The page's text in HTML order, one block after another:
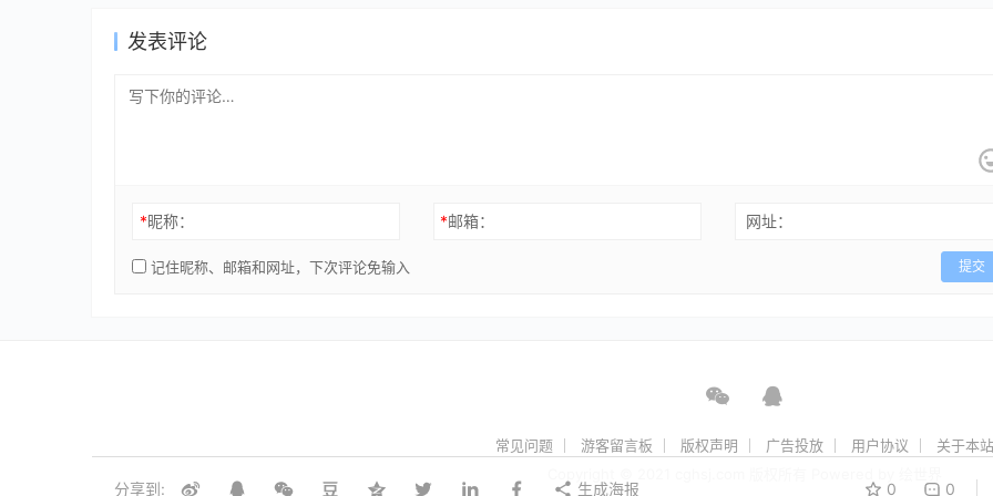
分享到: 生成海报 0 0
发表评论
*昵称： *邮箱： 网址：
记住昵称、邮箱和网址，下次评论免输入 提交
常见问题 游客留言板 版权声明 广告投放 用户协议
关于本站